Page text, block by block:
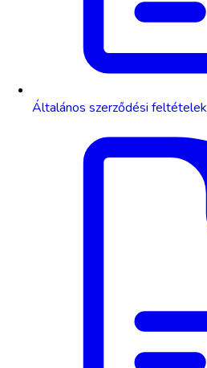
Általános szerződési feltételek